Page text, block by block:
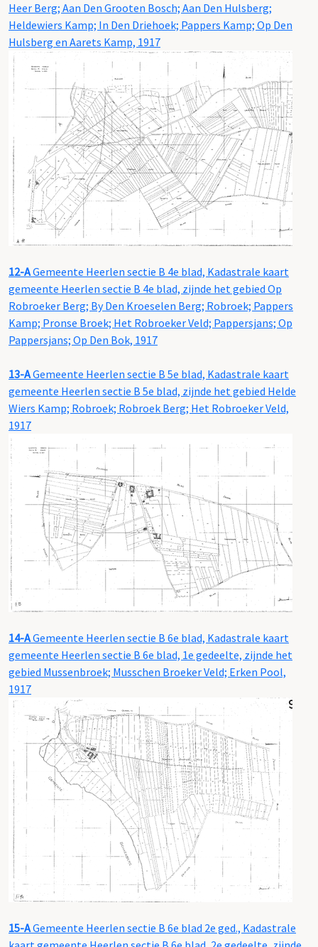
Heer Berg; Aan Den Grooten Bosch; Aan Den Hulsberg;
Heldewiers Kamp; In Den Driehoek; Pappers Kamp; Op Den
Hulsberg en Aarets Kamp, 1917
12-AGemeente Heerlen sectie B 4e blad, Kadastrale kaart
gemeente Heerlen sectie B 4e blad, zijnde het gebied Op
Robroeker Berg; By Den Kroeselen Berg; Robroek; Pappers
Kamp; Pronse Broek; Het Robroeker Veld; Pappersjans; Op
Pappersjans; Op Den Bok, 1917
13-AGemeente Heerlen sectie B 5e blad, Kadastrale kaart
gemeente Heerlen sectie B 5e blad, zijnde het gebied Helde
Wiers Kamp; Robroek; Robroek Berg; Het Robroeker Veld,
1917
14-AGemeente Heerlen sectie B 6e blad, Kadastrale kaart
gemeente Heerlen sectie B 6e blad, 1e gedeelte, zijnde het
gebied Mussenbroek; Musschen Broeker Veld; Erken Pool,
1917
15-AGemeente Heerlen sectie B 6e blad 2e ged., Kadastrale